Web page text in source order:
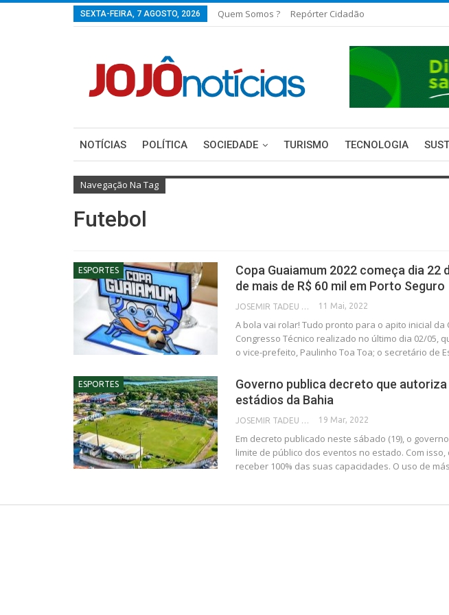
SEXTA-FEIRA, 7 AGOSTO, 2026 Quem Somos ? Repórter Cidadão
NOTÍCIAS POLÍTICA SOCIEDADE TURISMO TECNOLOGIA
Navegação Na Tag
Futebol
ESPORTES
Copa Guaiamum 2022 começa dia 22
de mais de R$ 60 mil em Porto Seguro
JOSEMIR TADEU FONSECA 11 Mai, 2022
A bola vai rolar! Tudo pronto para o apito inicial da
Congresso Técnico realizado no último dia 02/05,
o vice-prefeito, Paulinho Toa Toa; o secretário de
ESPORTES
Governo publica decreto que autoriza
estádios da Bahia
JOSEMIR TADEU FONSECA 19 Mar, 2022
Em decreto publicado neste sábado (19), o
limite de público dos eventos no estado. Com
receber 100% das suas capacidades. O uso de